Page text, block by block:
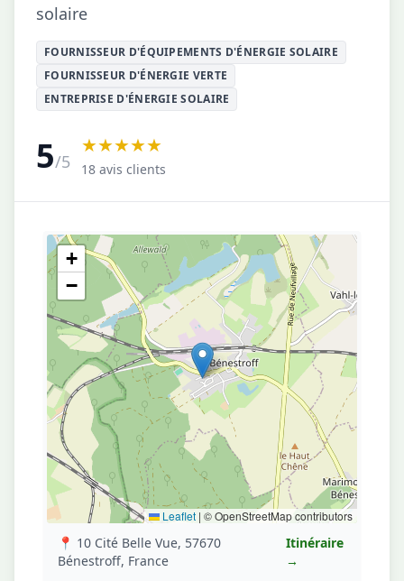
solaire
FOURNISSEUR D'ÉQUIPEMENTS D'ÉNERGIE SOLAIRE
FOURNISSEUR D'ÉNERGIE VERTE
ENTREPRISE D'ÉNERGIE SOLAIRE
5/5
★★★★★
18 avis clients
+
−
Leaflet | © OpenStreetMap contributors
📍 10 Cité Belle Vue, 57670
Bénestroff, France
Itinéraire
→